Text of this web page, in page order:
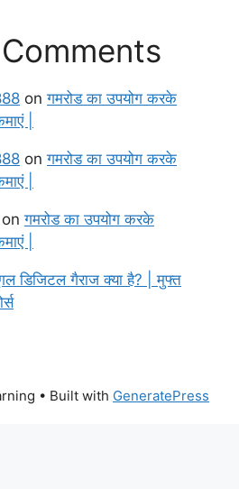
onगमरोड का उपयोग करके
|
onगमरोड का उपयोग करके
|
onगमरोड का उपयोग करके
|
डिजिटल गैराज क्या है? | मुफ्त
• Built with GeneratePress